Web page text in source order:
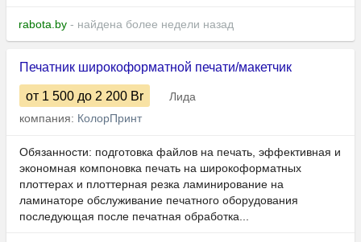
rabota.by - найдена более недели назад
Печатник широкоформатной печати/макетчик
от 1 500 до 2 200 Br
Лида
компания: КолорПринт
Обязанности: подготовка файлов на печать, эффективная и
экономная компоновка печать на широкоформатных
плоттерах и плоттерная резка ламинирование на
ламинаторе обслуживание печатного оборудования
последующая после печатная обработка...